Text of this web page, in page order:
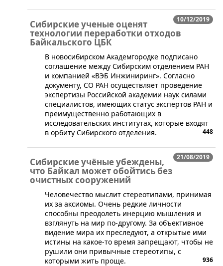
10/12/2019
Сибирские ученые оценят
технологии переработки отходов
Байкальского ЦБК
​В новосибирском Академгородке подписано
соглашение между Сибирским отделением РАН
и компанией «ВЭБ Инжиниринг». Согласно
документу, СО РАН осуществляет проведение
экспертизы Российской академии наук силами
специалистов, имеющих статус экспертов РАН и
преимущественно работающих в
исследовательских институтах, которые входят
в орбиту Сибирского отделения.
448
21/08/2019
Сибирские учёные убеждены,
что Байкал может обойтись без
очистных сооружений
Человечество мыслит стереотипами, принимая
их за аксиомы. Очень редкие личности
способны преодолеть инерцию мышления и
взглянуть на мир по-другому. За объективное
видение мира их преследуют, а открытые ими
истины на какое-то время запрещают, чтобы не
рушили они привычные стереотипы, с
которыми жить проще.
936